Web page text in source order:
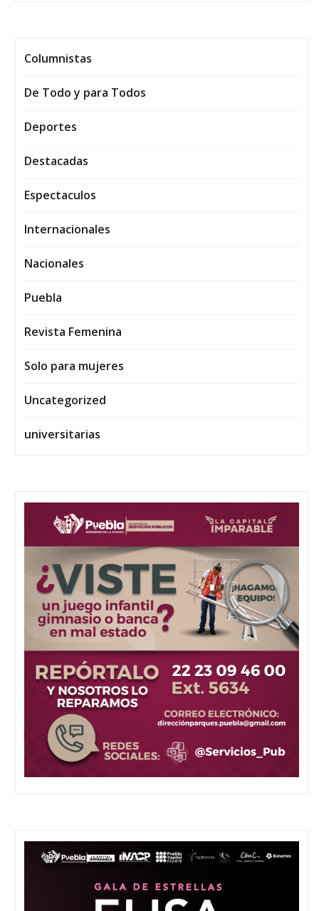
Columnistas
De Todo y para Todos
Deportes
Destacadas
Espectaculos
Internacionales
Nacionales
Puebla
Revista Femenina
Solo para mujeres
Uncategorized
universitarias